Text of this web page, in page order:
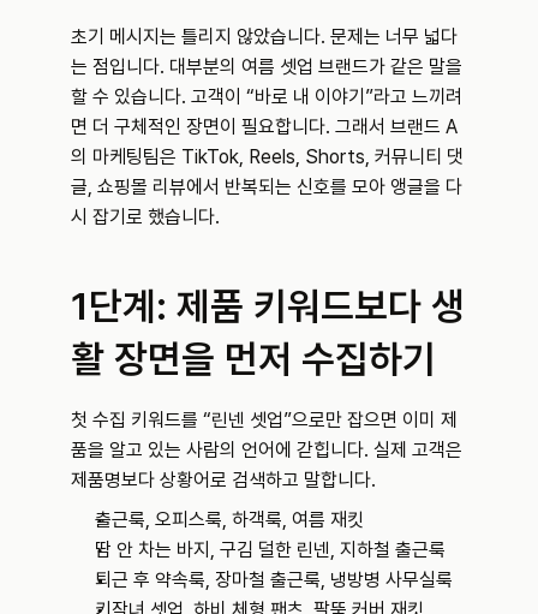
초기 메시지는 틀리지 않았습니다. 문제는 너무 넓다
는 점입니다. 대부분의 여름 셋업 브랜드가 같은 말을
할 수 있습니다. 고객이 “바로 내 이야기”라고 느끼려
면 더 구체적인 장면이 필요합니다. 그래서 브랜드 A
의 마케팅팀은 TikTok, Reels, Shorts, 커뮤니티 댓
글, 쇼핑몰 리뷰에서 반복되는 신호를 모아 앵글을 다
시 잡기로 했습니다.
1단계: 제품 키워드보다 생
활 장면을 먼저 수집하기
첫 수집 키워드를 “린넨 셋업”으로만 잡으면 이미 제
품을 알고 있는 사람의 언어에 갇힙니다. 실제 고객은
제품명보다 상황어로 검색하고 말합니다.
출근룩, 오피스룩, 하객룩, 여름 재킷
땀 안 차는 바지, 구김 덜한 린넨, 지하철 출근룩
퇴근 후 약속룩, 장마철 출근룩, 냉방병 사무실룩